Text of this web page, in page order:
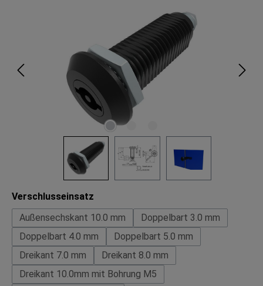
Verschlusseinsatz
Außensechskant 10.0 mm
Doppelbart 3.0 mm
Doppelbart 4.0 mm
Doppelbart 5.0 mm
Dreikant 7.0 mm
Dreikant 8.0 mm
Dreikant 10.0mm mit Bohrung M5